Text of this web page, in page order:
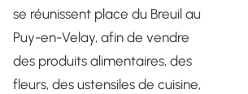
se réunissent place du Breuil au
Puy-en-Velay, afin de vendre
des produits alimentaires, des
fleurs, des ustensiles de cuisine,